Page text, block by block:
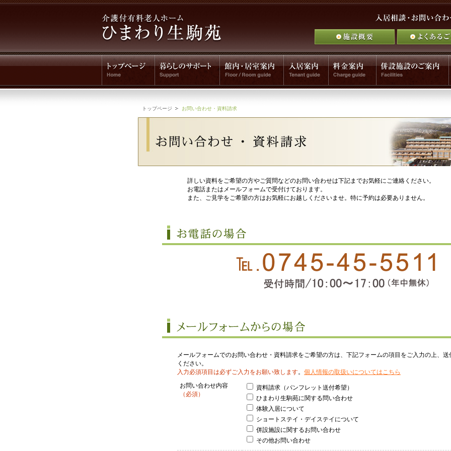
トップページ お問い合わせ・資料請求
詳しい資料をご希望の方やご質問などのお問い合わせは下記までお気軽にご連絡ください。
お電話またはメールフォームで受付けております。
また、ご見学をご希望の方はお気軽にお越しくださいませ。特に予約は必要ありません。
メールフォームでのお問い合わせ・資料請求をご希望の方は、下記フォームの項目をご入力の上、送
ください。
入力必須項目は必ずご入力をお願い致します。 個人情報の取扱いについてはこちら
お問い合わせ内容
（必須）
資料請求（パンフレット送付希望）
ひまわり生駒苑に関する問い合わせ
体験入居について
ショートステイ・デイステイについて
併設施設に関するお問い合わせ
その他お問い合わせ